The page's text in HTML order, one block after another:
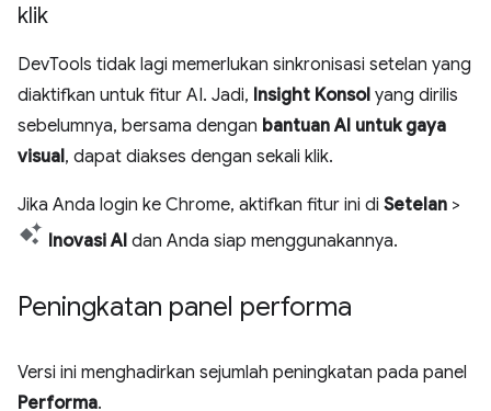
klik
DevTools tidak lagi memerlukan sinkronisasi setelan yang
diaktifkan untuk fitur AI. Jadi, Insight Konsol yang dirilis
sebelumnya, bersama dengan bantuan AI untuk gaya
visual, dapat diakses dengan sekali klik.
Jika Anda login ke Chrome, aktifkan fitur ini di Setelan >
Inovasi AI dan Anda siap menggunakannya.
Peningkatan panel performa
Versi ini menghadirkan sejumlah peningkatan pada panel
Performa.